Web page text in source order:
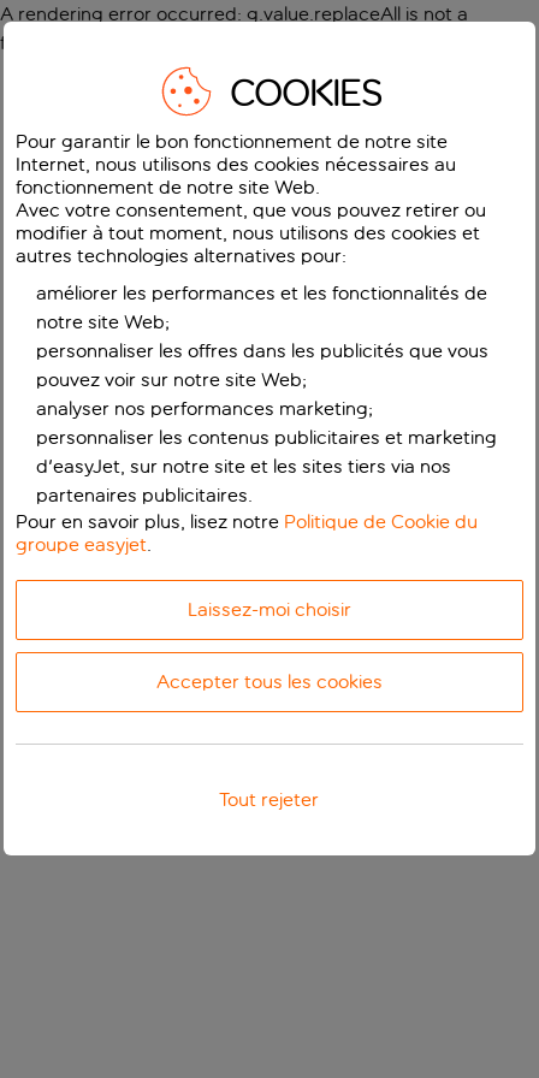
A rendering error occurred: g.value.replaceAll is not a
function
COOKIES
Pour garantir le bon fonctionnement de notre site
Internet, nous utilisons des cookies nécessaires au
fonctionnement de notre site Web.
Avec votre consentement, que vous pouvez retirer ou
modifier à tout moment, nous utilisons des cookies et
autres technologies alternatives pour:
améliorer les performances et les fonctionnalités de
notre site Web;
personnaliser les offres dans les publicités que vous
pouvez voir sur notre site Web;
analyser nos performances marketing;
personnaliser les contenus publicitaires et marketing
d'easyJet, sur notre site et les sites tiers via nos
partenaires publicitaires.
Pour en savoir plus, lisez notre Politique de Cookie du
groupe easyjet.
Laissez-moi choisir
Accepter tous les cookies
Tout rejeter